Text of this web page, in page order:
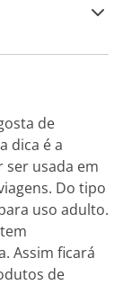
de
dica é a
ser usada em
Do tipo
uso adulto.
Assim ficará
de